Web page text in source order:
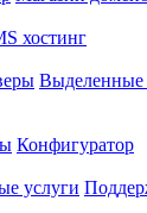
хостинг
Выделенные
Конфигуратор
услуги